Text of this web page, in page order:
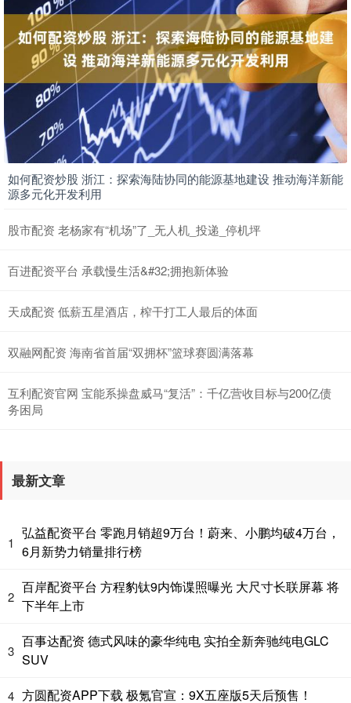
如何配资炒股 浙江：探索海陆协同的能源基地建设 推动海洋新能
源多元化开发利用
股市配资 老杨家有“机场”了_无人机_投递_停机坪
百进配资平台 承载慢生活&#32;拥抱新体验
天成配资 低薪五星酒店，榨干打工人最后的体面
双融网配资 海南省首届“双拥杯”篮球赛圆满落幕
互利配资官网 宝能系操盘威马“复活”：千亿营收目标与200亿债
务困局
最新文章
1
弘益配资平台 零跑月销超9万台！蔚来、小鹏均破4万台，
6月新势力销量排行榜
2
百岸配资平台 方程豹钛9内饰谍照曝光 大尺寸长联屏幕 将
下半年上市
3
百事达配资 德式风味的豪华纯电 实拍全新奔驰纯电GLC
SUV
4 方圆配资APP下载 极氪官宣：9X五座版5天后预售！